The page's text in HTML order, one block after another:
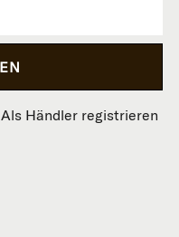
Als Händler registrieren